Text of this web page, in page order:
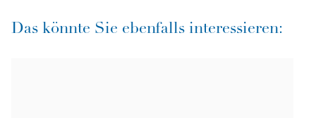
Das könnte Sie ebenfalls interessieren: